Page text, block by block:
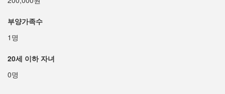
부양가족수
1명
20세 이하 자녀
0명